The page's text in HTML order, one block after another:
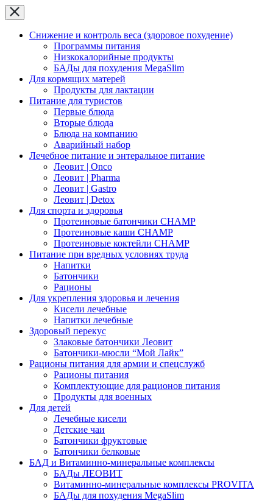
Снижение и контроль веса (здоровое похудение)
Программы питания
Низкокалорийные продукты
БАДы для похудения MegaSlim
Для кормящих матерей
Продукты для лактации
Питание для туристов
Первые блюда
Вторые блюда
Блюда на компанию
Аварийный набор
Лечебное питание и энтеральное питание
Леовит | Onco
Леовит | Pharma
Леовит | Gastro
Леовит | Detox
Для спорта и здоровья
Протеиновые батончики CHAMP
Протеиновые каши CHAMP
Протеиновые коктейли CHAMP
Питание при вредных условиях труда
Напитки
Батончики
Рационы
Для укрепления здоровья и лечения
Кисели лечебные
Напитки лечебные
Здоровый перекус
Злаковые батончики Леовит
Батончики-мюсли “Мой Лайк”
Рационы питания для армии и спецслужб
Рационы питания
Комплектующие для рационов питания
Продукты для военных
Для детей
Лечебные кисели
Детские чаи
Батончики фруктовые
Батончики белковые
БАД и Витаминно-минеральные комплексы
БАДы ЛЕОВИТ
Витаминно-минеральные комплексы PROVITA
БАДы для похудения MegaSlim